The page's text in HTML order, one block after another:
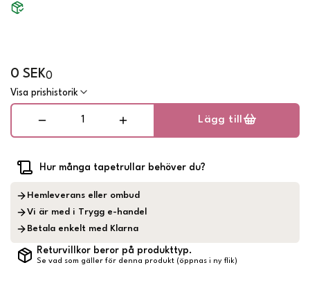
0 SEK0
Visa prishistorik
Lägg till
Hur många tapetrullar behöver du?
Hemleverans eller ombud
Vi är med i Trygg e-handel
Betala enkelt med Klarna
Returvillkor beror på produkttyp.
Se vad som gäller för denna produkt (öppnas i ny flik)